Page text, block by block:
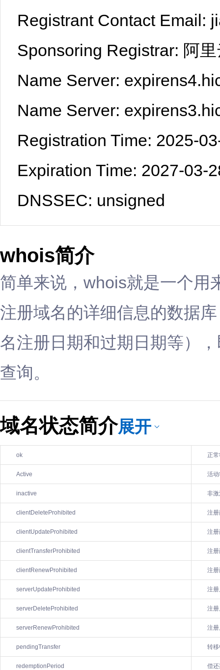
Registrant Contact Email:
Sponsoring Registrar: 阿
Name Server:
Name Server:
Registration Time: 2025-
Expiration Time: 2027-03-
DNSSEC: unsigned
whois简介
简单来说，whois就是一个用
注册域名的详细信息的数据
名注册日期和过期日期等）
查询。
域名状态简介展开
ok 正
Active 活
inactive 非
clientDeleteProhibited 注
clientUpdateProhibited 注
clientTransferProhibited 注
clientRenewProhibited 注
serverUpdateProhibited 注
serverDeleteProhibited 注
serverRenewProhibited 注
pendingTransfer 转
redemptionPeriod 偿